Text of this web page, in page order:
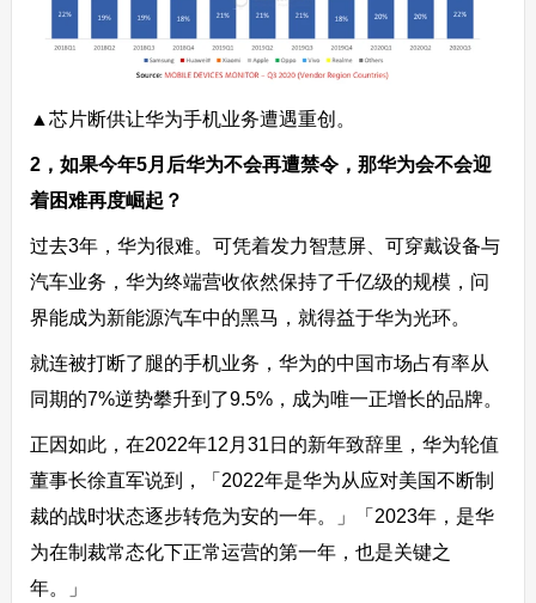
▲芯片断供让华为手机业务遭遇重创。
2，如果今年5月后华为不会再遭禁令，那华为会不会迎
着困难再度崛起？
过去3年，华为很难。可凭着发力智慧屏、可穿戴设备与
汽车业务，华为终端营收依然保持了千亿级的规模，问
界能成为新能源汽车中的黑马，就得益于华为光环。
就连被打断了腿的手机业务，华为的中国市场占有率从
同期的7%逆势攀升到了9.5%，成为唯一正增长的品牌。
正因如此，在2022年12月31日的新年致辞里，华为轮值
董事长徐直军说到，「2022年是华为从应对美国不断制
裁的战时状态逐步转危为安的一年。」「2023年，是华
为在制裁常态化下正常运营的第一年，也是关键之
年。」